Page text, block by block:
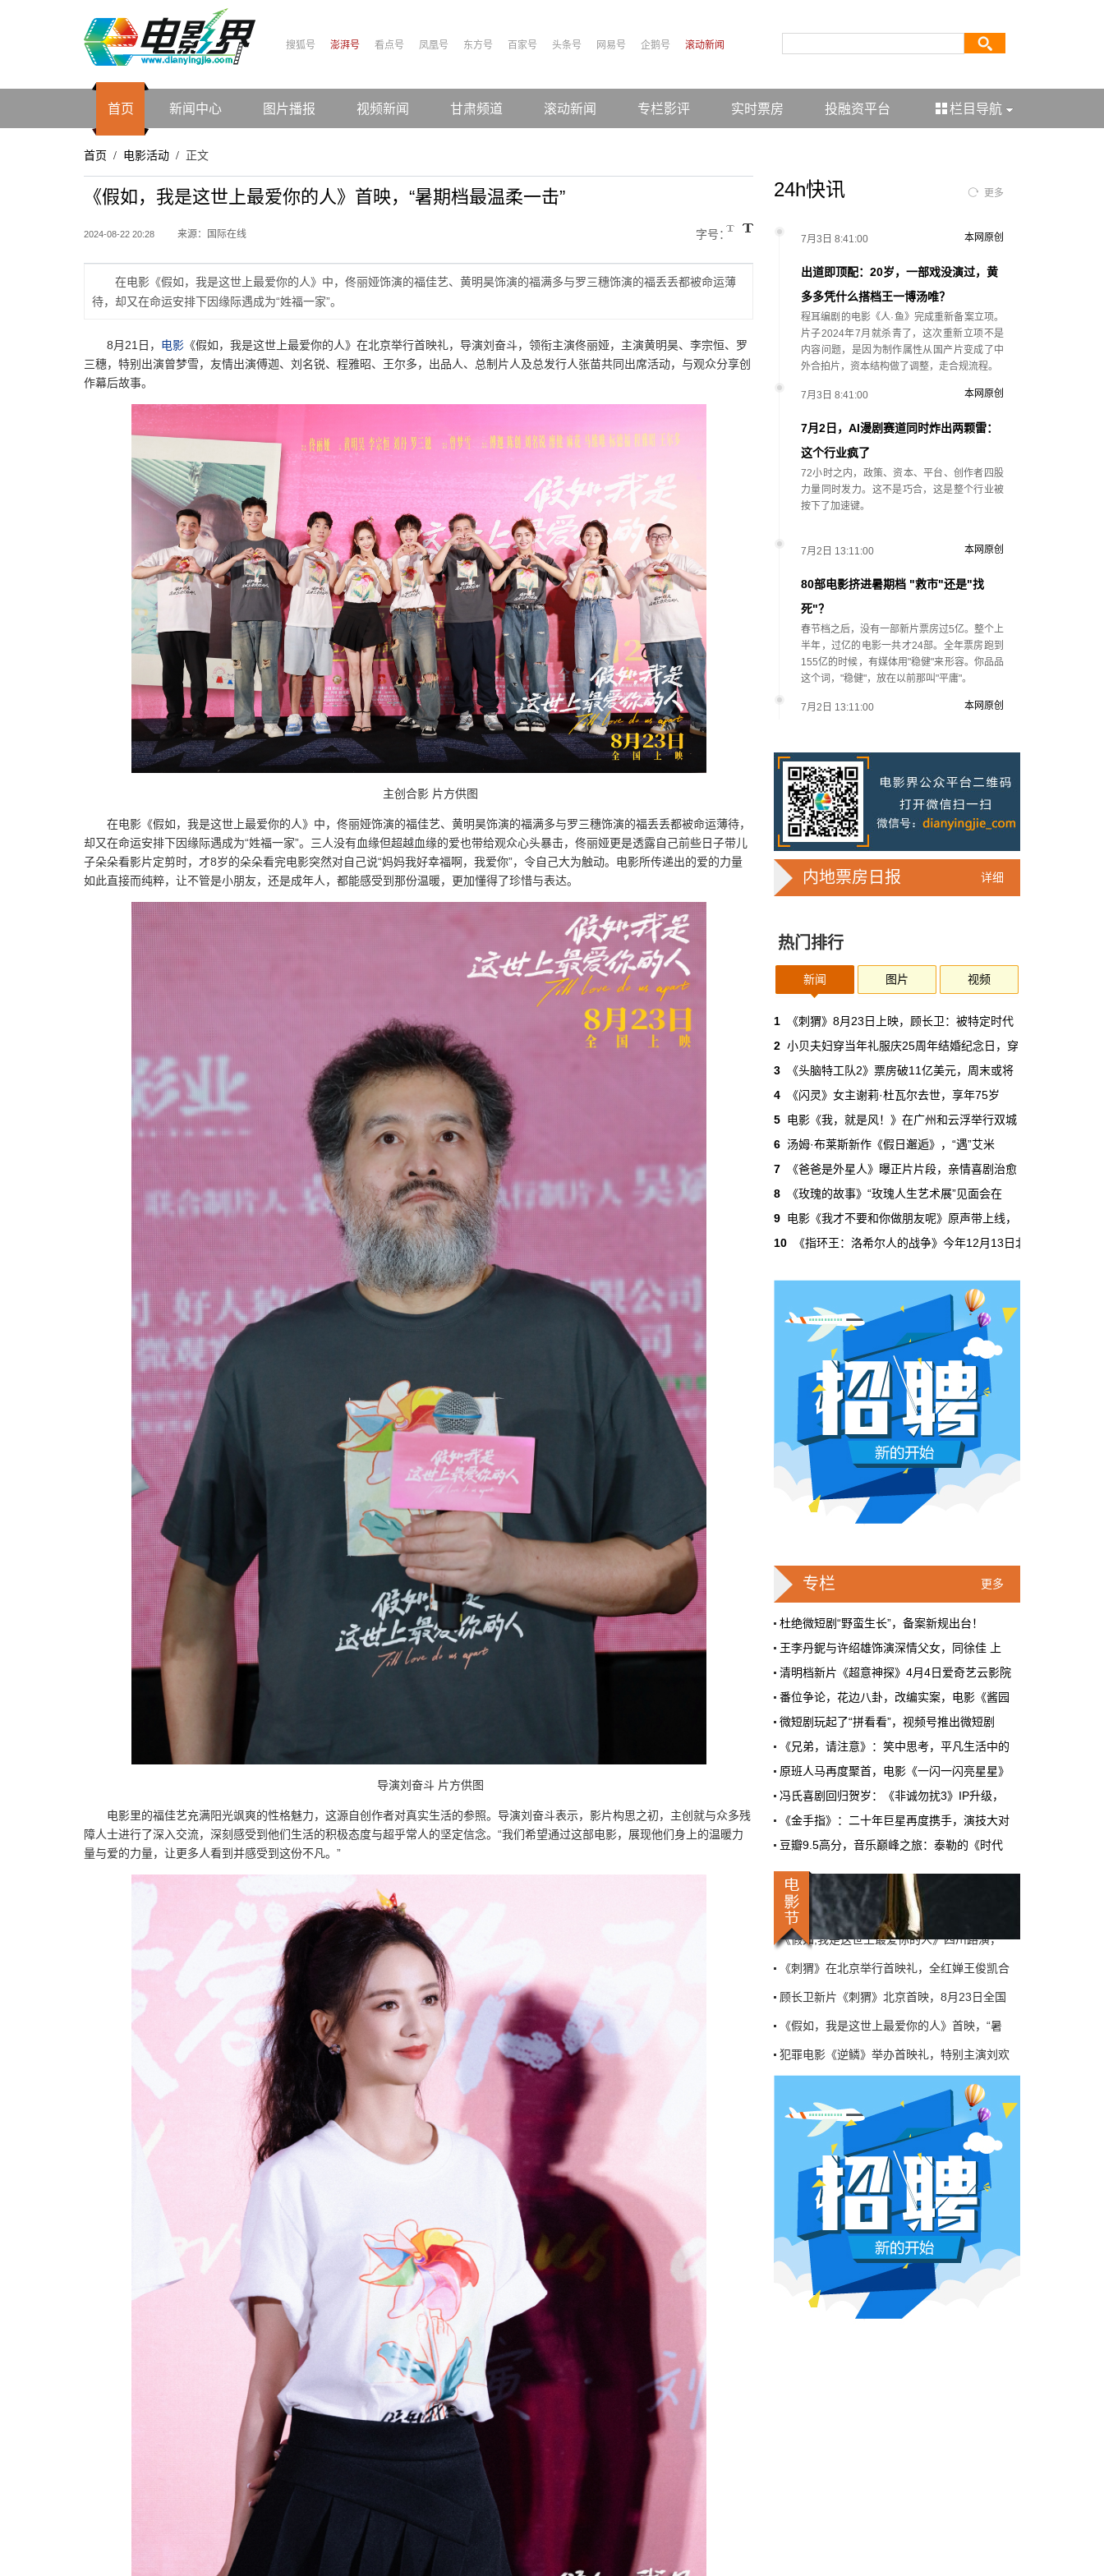
搜狐号 澎湃号 看点号 凤凰号 东方号 百家号 头条号 网易号 企鹅号 滚动新闻
首页 新闻中心 图片播报 视频新闻 甘肃频道 滚动新闻 专栏影评 实时票房 投融资平台 栏目导航
首页 / 电影活动 / 正文
《假如，我是这世上最爱你的人》首映，“暑期档最温柔一击”
2024-08-22 20:28 来源：国际在线 字号：
在电影《假如，我是这世上最爱你的人》中，佟丽娅饰演的福佳艺、黄明昊饰演的福满多与罗三穗饰演的福丢丢都被命运薄
待，却又在命运安排下因缘际遇成为“姓福一家”。
8月21日， 电影 《假如，我是这世上最爱你的人》在北京举行首映礼，导演刘奋斗，领衔主演佟丽娅，主演黄明昊、李宗恒、罗
三穗，特别出演曾梦雪，友情出演傅迦、刘名锐、程雅昭、王尔多，出品人、总制片人及总发行人张苗共同出席活动，与观众分享创
作幕后故事。
主创合影 片方供图
在电影《假如，我是这世上最爱你的人》中，佟丽娅饰演的福佳艺、黄明昊饰演的福满多与罗三穗饰演的福丢丢都被命运薄待，
却又在命运安排下因缘际遇成为“姓福一家”。三人没有血缘但超越血缘的爱也带给观众心头暴击，佟丽娅更是透露自己前些日子带儿
子朵朵看影片定剪时，才8岁的朵朵看完电影突然对自己说“妈妈我好幸福啊，我爱你”，令自己大为触动。电影所传递出的爱的力量
如此直接而纯粹，让不管是小朋友，还是成年人，都能感受到那份温暖，更加懂得了珍惜与表达。
导演刘奋斗 片方供图
电影里的福佳艺充满阳光飒爽的性格魅力，这源自创作者对真实生活的参照。导演刘奋斗表示，影片构思之初，主创就与众多残
障人士进行了深入交流，深刻感受到他们生活的积极态度与超乎常人的坚定信念。“我们希望通过这部电影，展现他们身上的温暖力
量与爱的力量，让更多人看到并感受到这份不凡。”
24h快讯 更多
7月3日 8:41:00
出道即顶配：20岁，一部戏没演过，黄
多多凭什么搭档王一博汤唯？
程耳编剧的电影《人·鱼》完成重新备案立项。
片子2024年7月就杀青了，这次重新立项不是
内容问题，是因为制作属性从国产片变成了中
外合拍片，资本结构做了调整，走合规流程。
本网原创
7月3日 8:41:00
7月2日，AI漫剧赛道同时炸出两颗雷：
这个行业疯了
72小时之内，政策、资本、平台、创作者四股
力量同时发力。这不是巧合，这是整个行业被
按下了加速键。
本网原创
7月2日 13:11:00
80部电影挤进暑期档 "救市"还是"找
死"？
春节档之后，没有一部新片票房过5亿。整个上
半年，过亿的电影一共才24部。全年票房跑到
155亿的时候，有媒体用"稳健"来形容。你品品
这个词，"稳健"，放在以前那叫"平庸"。
本网原创
7月2日 13:11:00
路
2025年，真人实拍微短剧的上线数量占比约
71%，AI微短剧不到30%。到了2026年第一季
度，这个比例完全倒挂——真人实拍跌到
32%，AI飙升到68%。
本网原创
华策拿《西游记》赌AI那天，半个影视
一个做了几十年传统影视的头部公司，用这种
再是草根创业者的自嗨游戏，正规军来了。
本网原创
6月30日 11:34:00
7月1日起AI漫剧独立上户：30万以下
的，平台自己兜着
过去两年，AI漫剧用一种近乎无政府的方式，
吃掉了整个微短剧市场95%的产量，却几乎没
本网原创
6月29日 10:20:00
时间，年轻人在电影院里的占比缩水了一半还
多。20岁以下更夸张，从8.9%跌到2.9%，几
乎归零…
本网原创
6月29日 10:20:00
AI短剧赢了数量，真人短剧赢了命
2026年一季度，全行业上线微短剧12.8万部，
其中AI短剧12.2万部，占比超过95%。真人短
剧？只剩几千部。你猜这95%的AI短剧，拿走
了多少流量？
本网原创
6月28日 13:03:00
戛纳一句"Fuck AI"，喊出了多少电影人
高定，而是一句话。
本网原创
6月28日 9:25:00
周星驰跑去拍AI短剧了，电影院还剩什
么？
5月31号，横店。63岁的周星驰穿着黑色夹克
出现在《食神2026》的开机现场。这部短剧改
编自他30年前的经典电影，竖屏拍摄，AI辅助
制作，成本400万。预计9月上线。
本网原创
6月28日 9:25:00
短剧从业者在评论区集体破防。有人说"今年开
机率比去年腰斩"，有人说"演员片酬从日薪800
三天的东西，AI一天出八集，还比你好看…
本网原创
6月27日 10:01:00
9万块银幕，全年只卖400亿：电影院的
钱去哪了？
画，类型挺全。刘烨的《四渡》、皮克斯的
《玩具总动员5》、谢苗的《火遮眼》，该有的
牌都亮出来了。
6月27日 10:01:00
7万部AI短剧一夜下架，广电总局这次是
动真格的
6月24日，广电总局官网挂出了一份文件。没
有发布会，没有吹风会。就这么安安静静地，
把《微短剧发展管理办法（征求意见稿）》摆
到了所有人面前。
本网原创
6月26日 10:03:00
影视行业冷透了：167个人抢一个活，
顶流演员台上求工作
董子健领奖的时候说："我还是演员董子健，有
合适的角色可以找我，档期很空。"刘昊然在台
详细
内地票房日报
热门排行
新闻 图片 视频
1
《刺猬》8月23日上映，顾长卫：被特定时代
2 小贝夫妇穿当年礼服庆25周年结婚纪念日，穿
3
《头脑特工队2》票房破11亿美元，周末或将
4
《闪灵》女主谢莉·杜瓦尔去世，享年75岁
5 电影《我，就是风！》在广州和云浮举行双城
6 汤姆·布莱斯新作《假日邂逅》，“遇”艾米
7
《爸爸是外星人》曝正片片段，亲情喜剧治愈
8
《玫瑰的故事》“玫瑰人生艺术展”见面会在
9 电影《我才不要和你做朋友呢》原声带上线，
10
《指环王：洛希尔人的战争》今年12月13日北
更多
专栏
杜绝微短剧“野蛮生长”，备案新规出台！
王李丹鈮与许绍雄饰演深情父女，同徐佳 上
清明档新片《超意神探》4月4日爱奇艺云影院
番位争论，花边八卦，改编实案，电影《酱园
微短剧玩起了“拼看看”，视频号推出微短剧
《兄弟，请注意》：笑中思考，平凡生活中的
原班人马再度聚首，电影《一闪一闪亮星星》
冯氏喜剧回归贺岁：《非诚勿扰3》IP升级，
《金手指》：二十年巨星再度携手，演技大对
豆瓣9.5高分，音乐巅峰之旅：泰勒的《时代
专访电影《重生》主演张家辉，“这次是我演
电影《刺猬》首映，葛优王俊凯“姑侄”花式
《假如,我是这世上最爱你的人》四川路演，
《刺猬》在北京举行首映礼，全红婵王俊凯合
顾长卫新片《刺猬》北京首映，8月23日全国
《假如,我是这世上最爱你的人》四川路演，
《刺猬》在北京举行首映礼，全红婵王俊凯合
顾长卫新片《刺猬》北京首映，8月23日全国